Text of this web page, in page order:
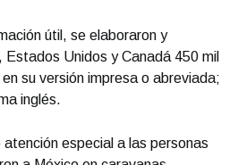
útil, se elaboraron y
Unidos y Canadá 450 mil
su versión impresa o abreviada;
inglés.
especial a las personas